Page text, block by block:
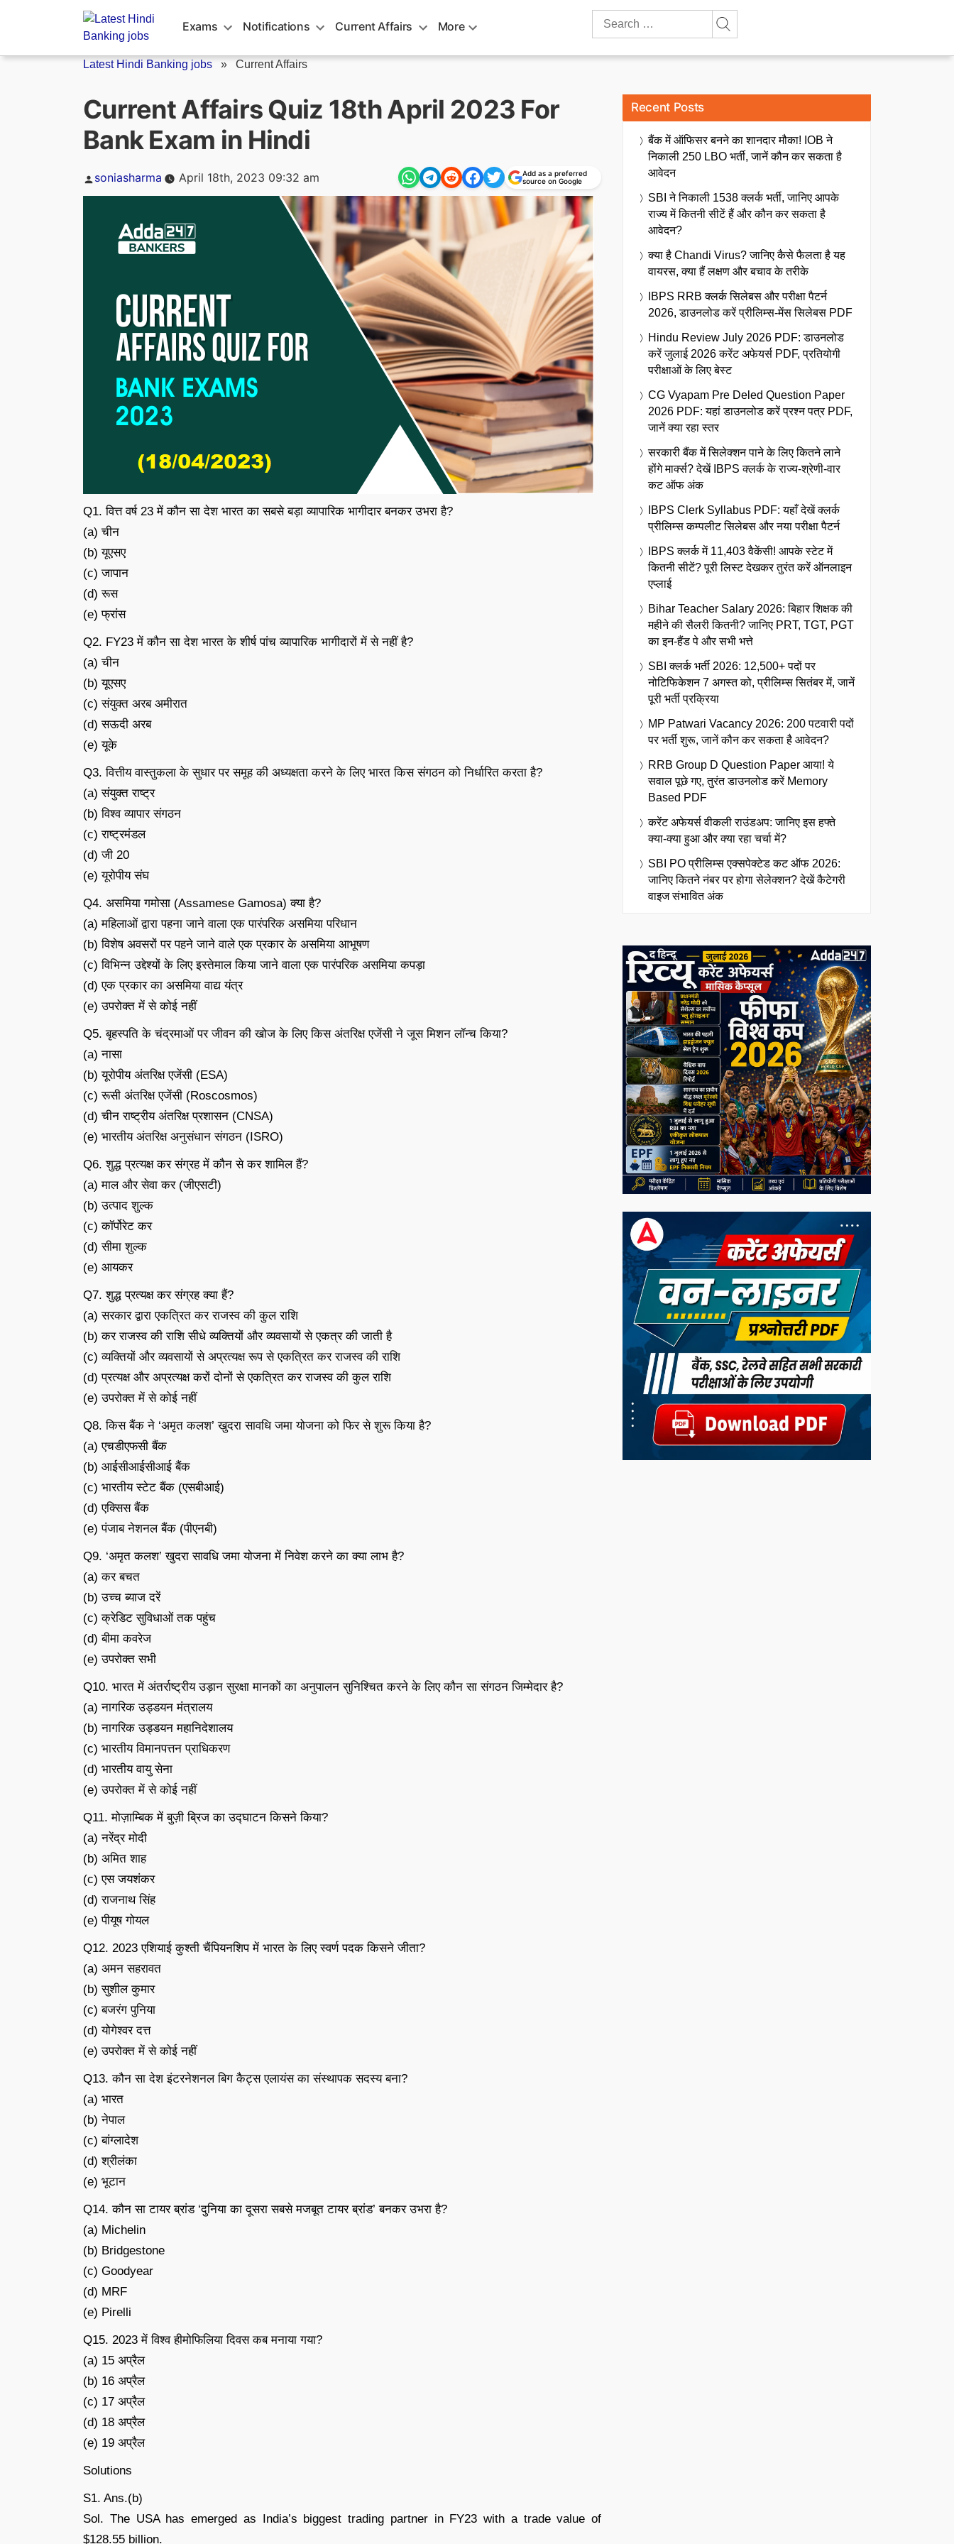
Exams Notifications Current Affairs More
Search
Latest Hindi Banking jobs » Current Affairs
Current Affairs Quiz 18th April 2023 For
Bank Exam in Hindi
Posted
soniasharma April 18th, 2023 09:32 am
Add as a preferred
source on Google
Q1. वित्त वर्ष 23 में कौन सा देश भारत का सबसे बड़ा व्यापारिक भागीदार बनकर उभरा है?
(a) चीन
(b) यूएसए
(c) जापान
(d) रूस
(e) फ्रांस
Q2. FY23 में कौन सा देश भारत के शीर्ष पांच व्यापारिक भागीदारों में से नहीं है?
(a) चीन
(b) यूएसए
(c) संयुक्त अरब अमीरात
(d) सऊदी अरब
(e) यूके
Q3. वित्तीय वास्तुकला के सुधार पर समूह की अध्यक्षता करने के लिए भारत किस संगठन को निर्धारित करता है?
(a) संयुक्त राष्ट्र
(b) विश्व व्यापार संगठन
(c) राष्ट्रमंडल
(d) जी 20
(e) यूरोपीय संघ
Q4. असमिया गमोसा (Assamese Gamosa) क्या है?
(a) महिलाओं द्वारा पहना जाने वाला एक पारंपरिक असमिया परिधान
(b) विशेष अवसरों पर पहने जाने वाले एक प्रकार के असमिया आभूषण
(c) विभिन्न उद्देश्यों के लिए इस्तेमाल किया जाने वाला एक पारंपरिक असमिया कपड़ा
(d) एक प्रकार का असमिया वाद्य यंत्र
(e) उपरोक्त में से कोई नहीं
Q5. बृहस्पति के चंद्रमाओं पर जीवन की खोज के लिए किस अंतरिक्ष एजेंसी ने जूस मिशन लॉन्च किया?
(a) नासा
(b) यूरोपीय अंतरिक्ष एजेंसी (ESA)
(c) रूसी अंतरिक्ष एजेंसी (Roscosmos)
(d) चीन राष्ट्रीय अंतरिक्ष प्रशासन (CNSA)
(e) भारतीय अंतरिक्ष अनुसंधान संगठन (ISRO)
Q6. शुद्ध प्रत्यक्ष कर संग्रह में कौन से कर शामिल हैं?
(a) माल और सेवा कर (जीएसटी)
(b) उत्पाद शुल्क
(c) कॉर्पोरेट कर
(d) सीमा शुल्क
(e) आयकर
Q7. शुद्ध प्रत्यक्ष कर संग्रह क्या हैं?
(a) सरकार द्वारा एकत्रित कर राजस्व की कुल राशि
(b) कर राजस्व की राशि सीधे व्यक्तियों और व्यवसायों से एकत्र की जाती है
(c) व्यक्तियों और व्यवसायों से अप्रत्यक्ष रूप से एकत्रित कर राजस्व की राशि
(d) प्रत्यक्ष और अप्रत्यक्ष करों दोनों से एकत्रित कर राजस्व की कुल राशि
(e) उपरोक्त में से कोई नहीं
Q8. किस बैंक ने ‘अमृत कलश’ खुदरा सावधि जमा योजना को फिर से शुरू किया है?
(a) एचडीएफसी बैंक
(b) आईसीआईसीआई बैंक
(c) भारतीय स्टेट बैंक (एसबीआई)
(d) एक्सिस बैंक
(e) पंजाब नेशनल बैंक (पीएनबी)
Q9. ‘अमृत कलश’ खुदरा सावधि जमा योजना में निवेश करने का क्या लाभ है?
(a) कर बचत
(b) उच्च ब्याज दरें
(c) क्रेडिट सुविधाओं तक पहुंच
(d) बीमा कवरेज
(e) उपरोक्त सभी
Q10. भारत में अंतर्राष्ट्रीय उड़ान सुरक्षा मानकों का अनुपालन सुनिश्चित करने के लिए कौन सा संगठन जिम्मेदार है?
(a) नागरिक उड्डयन मंत्रालय
(b) नागरिक उड्डयन महानिदेशालय
(c) भारतीय विमानपत्तन प्राधिकरण
(d) भारतीय वायु सेना
(e) उपरोक्त में से कोई नहीं
Q11. मोज़ाम्बिक में बुज़ी ब्रिज का उद्घाटन किसने किया?
(a) नरेंद्र मोदी
(b) अमित शाह
(c) एस जयशंकर
(d) राजनाथ सिंह
(e) पीयूष गोयल
Q12. 2023 एशियाई कुश्ती चैंपियनशिप में भारत के लिए स्वर्ण पदक किसने जीता?
(a) अमन सहरावत
(b) सुशील कुमार
(c) बजरंग पुनिया
(d) योगेश्वर दत्त
(e) उपरोक्त में से कोई नहीं
Q13. कौन सा देश इंटरनेशनल बिग कैट्स एलायंस का संस्थापक सदस्य बना?
(a) भारत
(b) नेपाल
(c) बांग्लादेश
(d) श्रीलंका
(e) भूटान
Q14. कौन सा टायर ब्रांड ‘दुनिया का दूसरा सबसे मजबूत टायर ब्रांड’ बनकर उभरा है?
(a) Michelin
(b) Bridgestone
(c) Goodyear
(d) MRF
(e) Pirelli
Q15. 2023 में विश्व हीमोफिलिया दिवस कब मनाया गया?
(a) 15 अप्रैल
(b) 16 अप्रैल
(c) 17 अप्रैल
(d) 18 अप्रैल
(e) 19 अप्रैल
Solutions
S1. Ans.(b)
Sol. The USA has emerged as India’s biggest trading partner in FY23 with a trade value of
$128.55 billion.
Recent Posts
बैंक में ऑफिसर बनने का शानदार मौका! IOB ने
निकाली 250 LBO भर्ती, जानें कौन कर सकता है
आवेदन
SBI ने निकाली 1538 क्लर्क भर्ती, जानिए आपके
राज्य में कितनी सीटें हैं और कौन कर सकता है
आवेदन?
क्या है Chandi Virus? जानिए कैसे फैलता है यह
वायरस, क्या हैं लक्षण और बचाव के तरीके
IBPS RRB क्लर्क सिलेबस और परीक्षा पैटर्न
2026, डाउनलोड करें प्रीलिम्स-मेंस सिलेबस PDF
Hindu Review July 2026 PDF: डाउनलोड
करें जुलाई 2026 करेंट अफेयर्स PDF, प्रतियोगी
परीक्षाओं के लिए बेस्ट
CG Vyapam Pre Deled Question Paper
2026 PDF: यहां डाउनलोड करें प्रश्न पत्र PDF,
जानें क्या रहा स्तर
सरकारी बैंक में सिलेक्शन पाने के लिए कितने लाने
होंगे मार्क्स? देखें IBPS क्लर्क के राज्य-श्रेणी-वार
कट ऑफ अंक
IBPS Clerk Syllabus PDF: यहाँ देखें क्लर्क
प्रीलिम्स कम्पलीट सिलेबस और नया परीक्षा पैटर्न
IBPS क्लर्क में 11,403 वैकेंसी! आपके स्टेट में
कितनी सीटें? पूरी लिस्ट देखकर तुरंत करें ऑनलाइन
एप्लाई
Bihar Teacher Salary 2026: बिहार शिक्षक की
महीने की सैलरी कितनी? जानिए PRT, TGT, PGT
का इन-हैंड पे और सभी भत्ते
SBI क्लर्क भर्ती 2026: 12,500+ पदों पर
नोटिफिकेशन 7 अगस्त को, प्रीलिम्स सितंबर में, जानें
पूरी भर्ती प्रक्रिया
MP Patwari Vacancy 2026: 200 पटवारी पदों
पर भर्ती शुरू, जानें कौन कर सकता है आवेदन?
RRB Group D Question Paper आया! ये
सवाल पूछे गए, तुरंत डाउनलोड करें Memory
Based PDF
करेंट अफेयर्स वीकली राउंडअप: जानिए इस हफ्ते
क्या-क्या हुआ और क्या रहा चर्चा में?
SBI PO प्रीलिम्स एक्सपेक्टेड कट ऑफ 2026:
जानिए कितने नंबर पर होगा सेलेक्शन? देखें कैटेगरी
वाइज संभावित अंक